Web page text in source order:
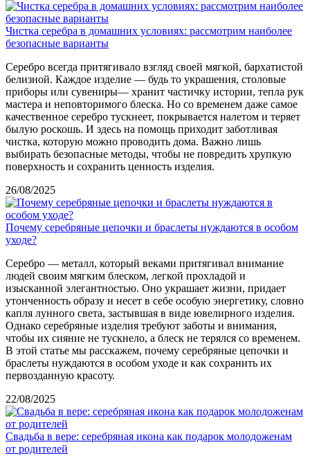
Чистка серебра в домашних условиях: рассмотрим наиболее
безопасные варианты
Серебро всегда притягивало взгляд своей мягкой, бархатистой
белизной. Каждое изделие — будь то украшения, столовые
приборы или сувениры— хранит частичку истории, тепла рук
мастера и неповторимого блеска. Но со временем даже самое
качественное серебро тускнеет, покрывается налетом и теряет
былую роскошь. И здесь на помощь приходит заботливая
чистка, которую можно проводить дома. Важно лишь
выбирать безопасные методы, чтобы не повредить хрупкую
поверхность и сохранить ценность изделия.
26/08/2025
Почему серебряные цепочки и браслеты нуждаются в особом
уходе?
Серебро — металл, который веками притягивал внимание
людей своим мягким блеском, легкой прохладой и
изысканной элегантностью. Оно украшает жизни, придает
утонченность образу и несет в себе особую энергетику, словно
капля лунного света, застывшая в виде ювелирного изделия.
Однако серебряные изделия требуют заботы и внимания,
чтобы их сияние не тускнело, а блеск не терялся со временем.
В этой статье мы расскажем, почему серебряные цепочки и
браслеты нуждаются в особом уходе и как сохранить их
первозданную красоту.
22/08/2025
Свадьба в вере: серебряная икона как подарок молодоженам
от родителей